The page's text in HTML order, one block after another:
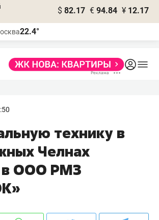
$ 82.17 € 94.84 ¥ 12.17
22.4°
технику в
Челнах
в ООО РМЗ